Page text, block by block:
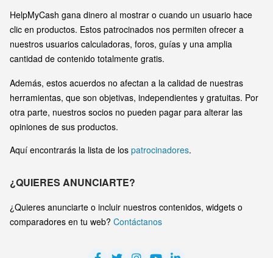
HelpMyCash gana dinero al mostrar o cuando un usuario hace
clic en productos. Estos patrocinados nos permiten ofrecer a
nuestros usuarios calculadoras, foros, guías y una amplia
cantidad de contenido totalmente gratis.
Además, estos acuerdos no afectan a la calidad de nuestras
herramientas, que son objetivas, independientes y gratuitas. Por
otra parte, nuestros socios no pueden pagar para alterar las
opiniones de sus productos.
Aquí encontrarás la lista de los patrocinadores.
¿QUIERES ANUNCIARTE?
¿Quieres anunciarte o incluir nuestros contenidos, widgets o
comparadores en tu web? Contáctanos